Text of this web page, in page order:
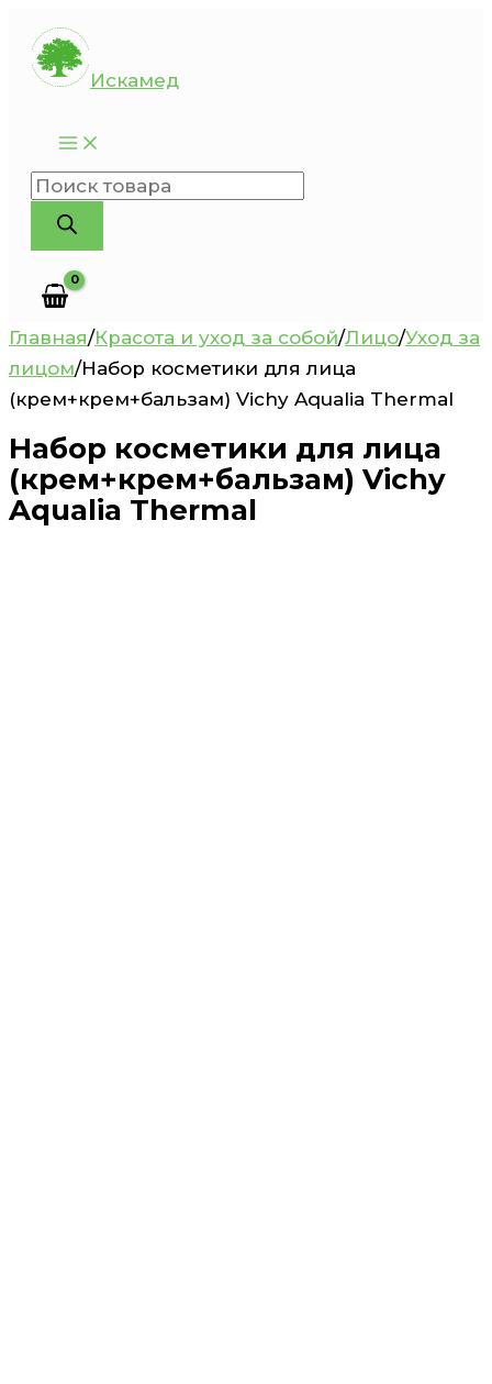
Перейти
содержимому
Искамед
Поиск
товаров
Главная/Красота и уход за собой/Лицо/Уход за
лицом/Набор косметики для лица
(крем+крем+бальзам) Vichy Aqualia Thermal
Набор косметики для лица
(крем+крем+бальзам) Vichy
Aqualia Thermal